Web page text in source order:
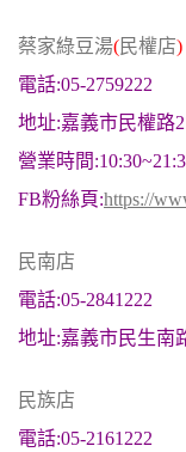
蔡家綠豆湯(民權店)
電話:05-2759222
地址:嘉義市民權路
營業時間
FB粉絲頁:https://
民南店
電話:05-2841222
地址:嘉義市民生南
民族店
電話:05-2161222